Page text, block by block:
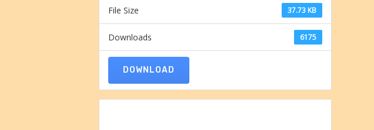
File Size 37.73 KB
Downloads 6175
DOWNLOAD